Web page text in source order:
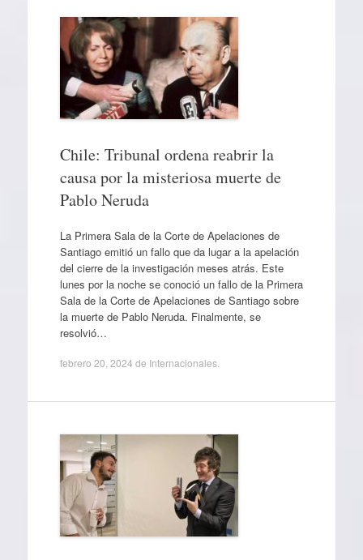
Chile: Tribunal ordena reabrir la
causa por la misteriosa muerte de
Pablo Neruda
La Primera Sala de la Corte de Apelaciones de
Santiago emitió un fallo que da lugar a la apelación
del cierre de la investigación meses atrás. Este
lunes por la noche se conoció un fallo de la Primera
Sala de la Corte de Apelaciones de Santiago sobre
la muerte de Pablo Neruda. Finalmente, se
resolvió…
febrero 20, 2024 de Internacionales.